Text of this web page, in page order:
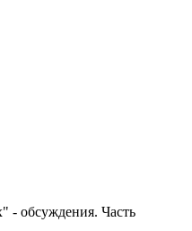
- обсуждения. Часть